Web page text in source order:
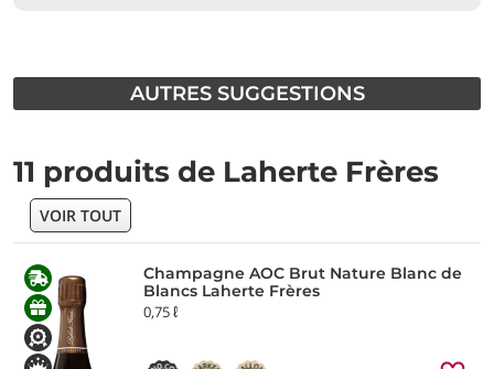
AUTRES SUGGESTIONS
11 produits de Laherte Frères
VOIR TOUT
Champagne AOC Brut Nature Blanc de
Blancs Laherte Frères
0,75 ℓ